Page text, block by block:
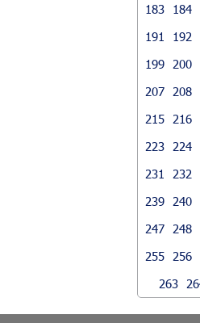
183
184
191
192
199
200
207
208
215
216
223
224
231
232
239
240
247
248
255
256
263